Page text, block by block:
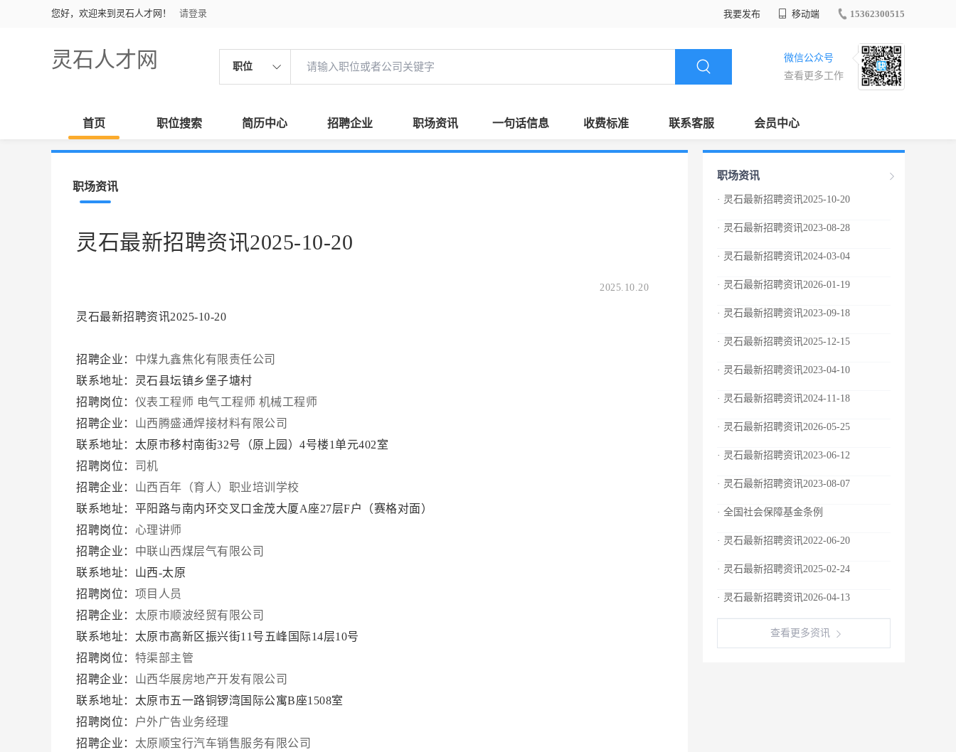
您好，欢迎来到灵石人才网！ 请登录 我要发布 移动端 15362300515
灵石人才网 职位
微信公众号
查看更多工作
首页 职位搜索 简历中心 招聘企业 职场资讯 一句话信息 收费标准 联系客服 会员中心
职场资讯
灵石最新招聘资讯2025-10-20
2025.10.20
灵石最新招聘资讯2025-10-20
招聘企业： 中煤九鑫焦化有限责任公司
联系地址：灵石县坛镇乡堡子塘村
招聘岗位： 仪表工程师 电气工程师 机械工程师
招聘企业： 山西腾盛通焊接材料有限公司
联系地址：太原市移村南街32号（原上园）4号楼1单元402室
招聘岗位： 司机
招聘企业： 山西百年（育人）职业培训学校
联系地址：平阳路与南内环交叉口金茂大厦A座27层F户（赛格对面）
招聘岗位： 心理讲师
招聘企业： 中联山西煤层气有限公司
联系地址：山西-太原
招聘岗位： 项目人员
招聘企业： 太原市顺波经贸有限公司
联系地址：太原市高新区振兴街11号五峰国际14层10号
招聘岗位： 特渠部主管
招聘企业： 山西华展房地产开发有限公司
联系地址：太原市五一路铜锣湾国际公寓B座1508室
招聘岗位：
户外广告业务经理
招聘企业： 太原顺宝行汽车销售服务有限公司
职场资讯
· 灵石最新招聘资讯2025-10-20
· 灵石最新招聘资讯2023-08-28
· 灵石最新招聘资讯2024-03-04
· 灵石最新招聘资讯2026-01-19
· 灵石最新招聘资讯2023-09-18
· 灵石最新招聘资讯2025-12-15
· 灵石最新招聘资讯2023-04-10
· 灵石最新招聘资讯2024-11-18
· 灵石最新招聘资讯2026-05-25
· 灵石最新招聘资讯2023-06-12
· 灵石最新招聘资讯2023-08-07
· 全国社会保障基金条例
· 灵石最新招聘资讯2022-06-20
· 灵石最新招聘资讯2025-02-24
· 灵石最新招聘资讯2026-04-13
查看更多资讯